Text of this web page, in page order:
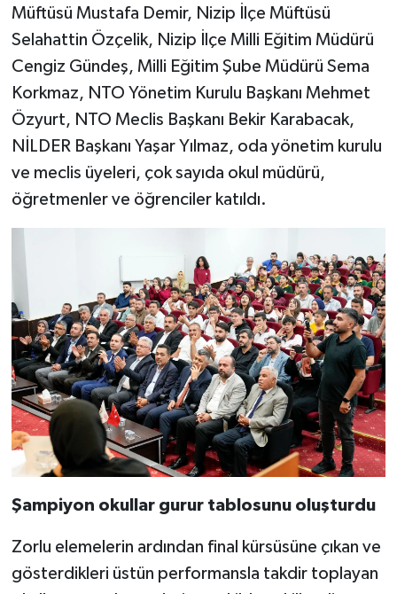
Müftüsü Mustafa Demir, Nizip İlçe Müftüsü
Selahattin Özçelik, Nizip İlçe Milli Eğitim Müdürü
Cengiz Gündeş, Milli Eğitim Şube Müdürü Sema
Korkmaz, NTO Yönetim Kurulu Başkanı Mehmet
Özyurt, NTO Meclis Başkanı Bekir Karabacak,
NİLDER Başkanı Yaşar Yılmaz, oda yönetim kurulu
ve meclis üyeleri, çok sayıda okul müdürü,
öğretmenler ve öğrenciler katıldı.
Şampiyon okullar gurur tablosunu oluşturdu
Zorlu elemelerin ardından final kürsüsüne çıkan ve
gösterdikleri üstün performansla takdir toplayan